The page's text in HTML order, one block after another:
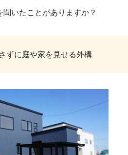
聞いたことがありますか？
ずに庭や家を見せる外構